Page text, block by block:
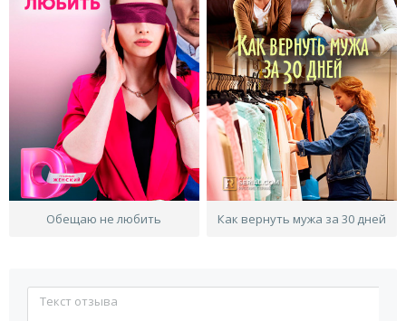
Обещаю не любить Как вернуть мужа за 30 дней